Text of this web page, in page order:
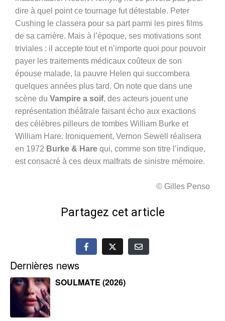
dire à quel point ce tournage fut détestable. Peter
Cushing le classera pour sa part parmi les pires films
de sa carrière. Mais à l’époque, ses motivations sont
triviales : il accepte tout et n’importe quoi pour pouvoir
payer les traitements médicaux coûteux de son
épouse malade, la pauvre Helen qui succombera
quelques années plus tard. On note que dans une
scène du Vampire a soif, des acteurs jouent une
représentation théâtrale faisant écho aux exactions
des célèbres pilleurs de tombes William Burke et
William Hare. Ironiquement, Vernon Sewell réalisera
en 1972 Burke & Hare qui, comme son titre l’indique,
est consacré à ces deux malfrats de sinistre mémoire.
© Gilles Penso
Partagez cet article
Dernières news
SOULMATE (2026)